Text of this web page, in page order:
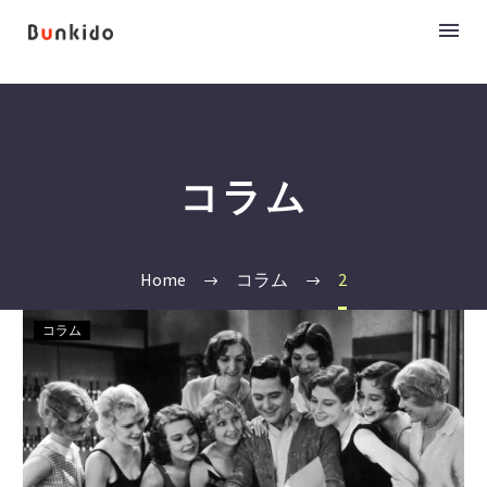
コラム
Home コラム 2
コラム